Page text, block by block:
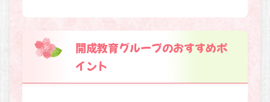
開成教育グループのおすすめポ
イント